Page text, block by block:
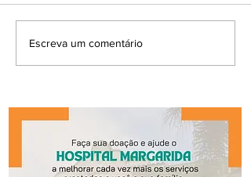
Escreva um comentário